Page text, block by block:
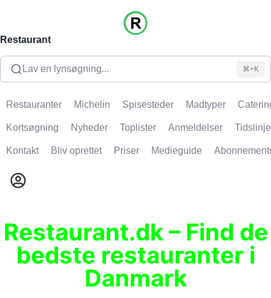
Restaurant
Lav en lynsøgning... ⌘+K
Restauranter Michelin Spisesteder Madtyper
Kortsøgning Nyheder Toplister Anmeldelser Tidslinje
Kontakt Bliv oprettet Priser Medieguide
Restaurant.dk – Find de
bedste restauranter i
Danmark